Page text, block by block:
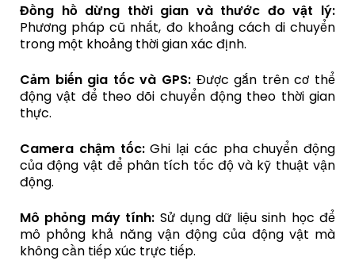
Đồng hồ dừng thời gian và thước đo vật lý:
Phương pháp cũ nhất, đo khoảng cách di chuyển
trong một khoảng thời gian xác định.
Cảm biến gia tốc và GPS: Được gắn trên cơ thể
động vật để theo dõi chuyển động theo thời gian
thực.
Camera chậm tốc:Ghi lại các pha chuyển động
của động vật để phân tích tốc độ và kỹ thuật vận
động.
Mô phỏng máy tính: Sử dụng dữ liệu sinh học để
mô phỏng khả năng vận động của động vật mà
không cần tiếp xúc trực tiếp.